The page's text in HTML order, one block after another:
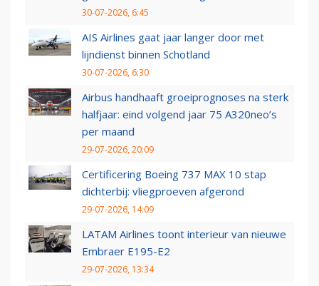
30-07-2026, 6:45
AIS Airlines gaat jaar langer door met
lijndienst binnen Schotland
30-07-2026, 6:30
Airbus handhaaft groeiprognoses na sterk
halfjaar: eind volgend jaar 75 A320neo’s
per maand
29-07-2026, 20:09
Certificering Boeing 737 MAX 10 stap
dichterbij: vliegproeven afgerond
29-07-2026, 14:09
LATAM Airlines toont interieur van nieuwe
Embraer E195-E2
29-07-2026, 13:34